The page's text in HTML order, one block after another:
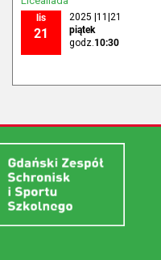
lis
21
2025 |11|21
piątek
godz.10:30